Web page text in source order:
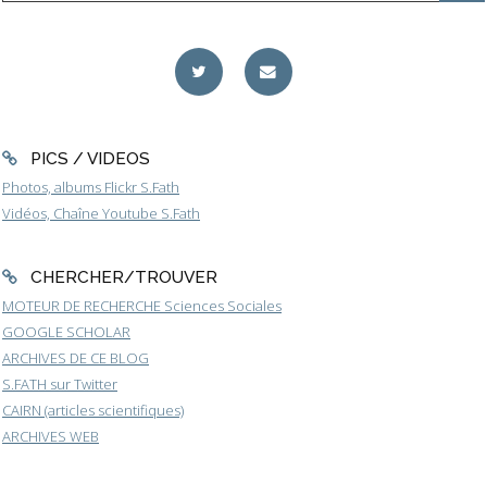
PICS / VIDEOS
Photos, albums Flickr S.Fath
Vidéos, Chaîne Youtube S.Fath
CHERCHER/TROUVER
MOTEUR DE RECHERCHE Sciences Sociales
GOOGLE SCHOLAR
ARCHIVES DE CE BLOG
S.FATH sur Twitter
CAIRN (articles scientifiques)
ARCHIVES WEB